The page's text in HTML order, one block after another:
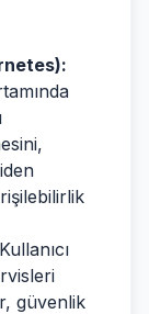
Kullanıcı
güvenlik